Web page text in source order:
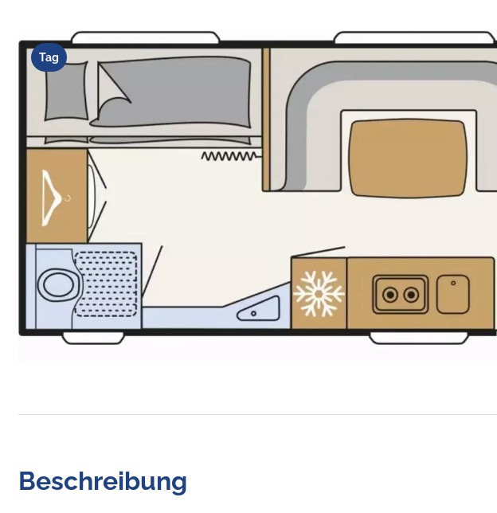
Tag
Beschreibung